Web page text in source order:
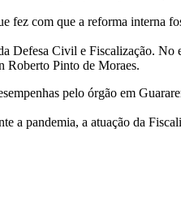
fez com que a reforma interna
Defesa Civil e Fiscalização.
Roberto Pinto de Moraes.
pelo órgão em
a pandemia, a atuação da